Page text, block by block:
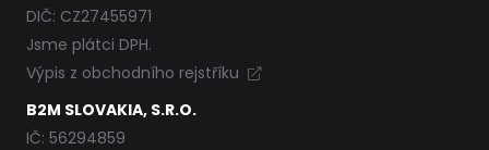
DIČ: CZ27455971
Jsme plátci DPH.
Výpis z obchodního rejstříku
B2M SLOVAKIA, S.R.O.
IČ: 56294859